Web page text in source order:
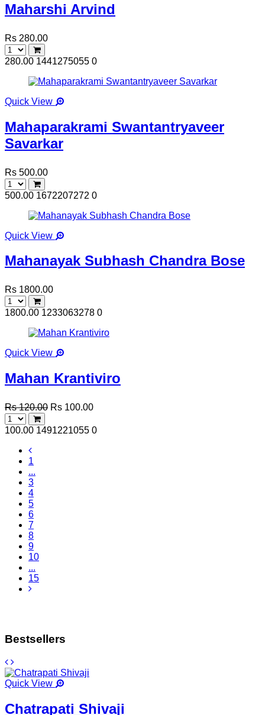
Maharshi Arvind
Rs 280.00
280.00 1441275055 0
Quick View
Mahaparakrami Swantantryaveer
Savarkar
Rs 500.00
500.00 1672207272 0
Quick View
Mahanayak Subhash Chandra Bose
Rs 1800.00
1800.00 1233063278 0
Quick View
Mahan Krantiviro
Rs 120.00 Rs 100.00
100.00 1491221055 0
1
...
3
4
5
6
7
8
9
10
...
15
Bestsellers
Quick View
Chatrapati Shivaji